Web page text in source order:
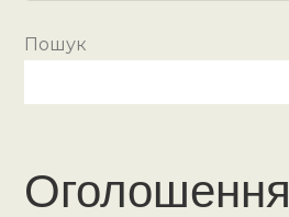
Пошук
Оголошення